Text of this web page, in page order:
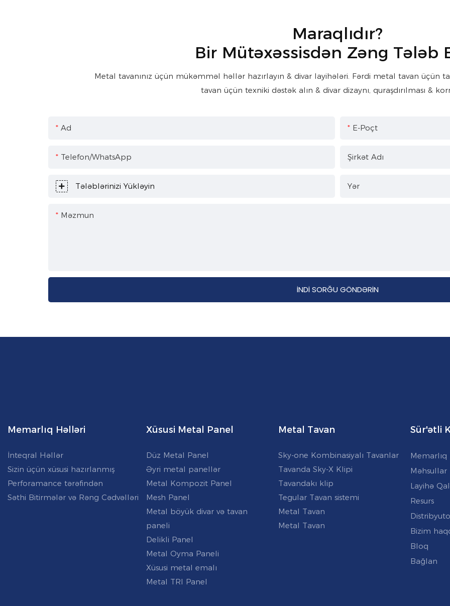
Maraqlıdır?
Bir Mütəxəssisdən Zəng Tələb
Metal tavanınız üçün mükəmməl həllər hazırlayın & divar layihələri. Fərdi metal tavan üçün
tavan üçün texniki dəstək alın & divar dizaynı, quraşdırılması &
Ad E-Poçt
Telefon/WhatsApp Şirkət Adı
Tələblərinizi Yükləyin Yər
Məzmun
İNDI SORĞU GÖNDƏRIN
Memarlıq Həlləri
İnteqral Həllər
Sizin üçün xüsusi hazırlanmış
Perforamance tərəfindən
Səthi Bitirmələr və Rəng Cədvəlləri
Xüsusi Metal Panel
Düz Metal Panel
Əyri metal panellər
Metal Kompozit Panel
Mesh Panel
Metal böyük divar və tavan
paneli
Delikli Panel
Metal Oyma Paneli
Xüsusi metal emalı
Metal TRI Panel
Metal Tavan
Sky-one Kombinasiyalı Tavanlar
Tavanda Sky-X Klipi
Tavandakı klip
Tegular Tavan sistemi
Metal Tavan
Metal Tavan
Sür'ətli
Məhsullar
Layihə
Resurs
Bizim
Bloq
Bağlan